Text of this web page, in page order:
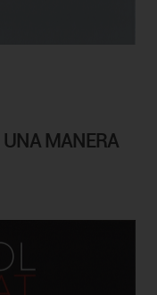
UNA MANERA